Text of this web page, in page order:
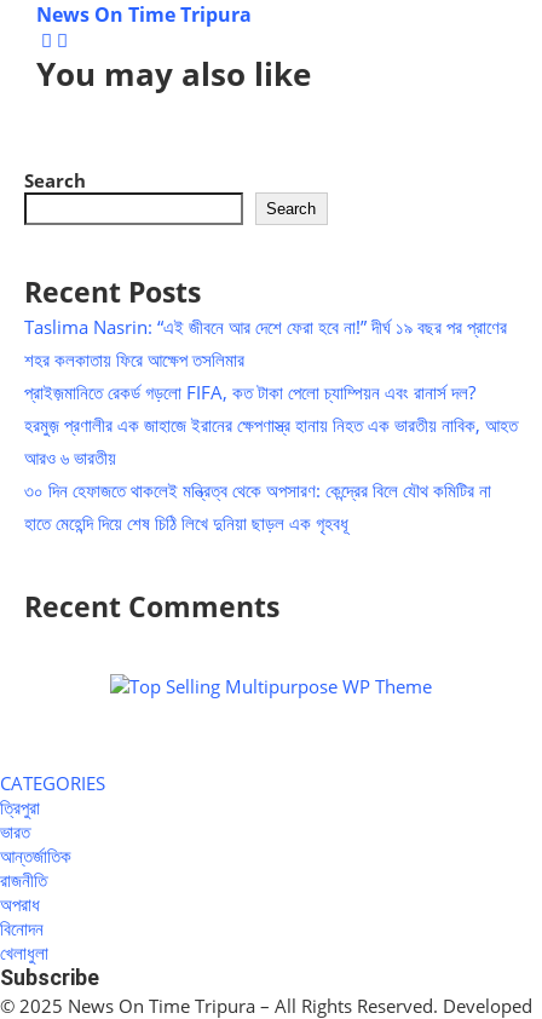
News On Time Tripura
You may also like
Search
Search
Recent Posts
Taslima Nasrin: “এই জীবনে আর দেশে ফেরা হবে না!” দীর্ঘ ১৯ বছর পর প্রাণের
শহর কলকাতায় ফিরে আক্ষেপ তসলিমার
প্রাইজ়মানিতে রেকর্ড গড়লো FIFA, কত টাকা পেলো চ্যাম্পিয়ন এবং রানার্স দল?
হরমুজ় প্রণালীর এক জাহাজে ইরানের ক্ষেপণাস্ত্র হানায় নিহত এক ভারতীয় নাবিক, আহত
আরও ৬ ভারতীয়
৩০ দিন হেফাজতে থাকলেই মন্ত্রিত্ব থেকে অপসারণ: কেন্দ্রের বিলে যৌথ কমিটির না
হাতে মেহেন্দি দিয়ে শেষ চিঠি লিখে দুনিয়া ছাড়ল এক গৃহবধূ
Recent Comments
CATEGORIES
ত্রিপুরা
ভারত
আন্তর্জাতিক
রাজনীতি
অপরাধ
বিনোদন
খেলাধুলা
Subscribe
© 2025 News On Time Tripura – All Rights Reserved. Developed